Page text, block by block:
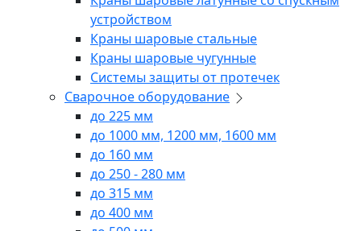
устройством
Краны шаровые стальные
Краны шаровые чугунные
Системы защиты от протечек
Сварочное оборудование
до 225 мм
до 1000 мм, 1200 мм, 1600 мм
до 160 мм
до 250 - 280 мм
до 315 мм
до 400 мм